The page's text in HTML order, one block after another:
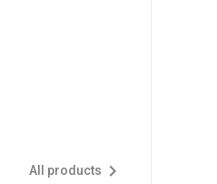
All products 